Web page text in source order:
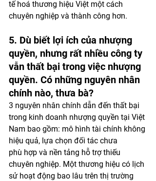
tế hoá thương hiệu Việt một cách
chuyên nghiệp và thành công hơn.
5. Dù biết lợi ích của nhượng
quyền, nhưng rất nhiều công ty
vẫn thất bại trong việc nhượng
quyền. Có những nguyên nhân
chính nào, thưa bà?
3 nguyên nhân chính dẫn đến thất bại
trong kinh doanh nhượng quyền tại Việt
Nam bao gồm: mô hình tài chính không
hiệu quả, lựa chọn đối tác chưa
phù hợp và nền tảng hỗ trợ thiếu
chuyên nghiệp. Một thương hiệu có lịch
sử hoạt động bao lâu trên thị trường